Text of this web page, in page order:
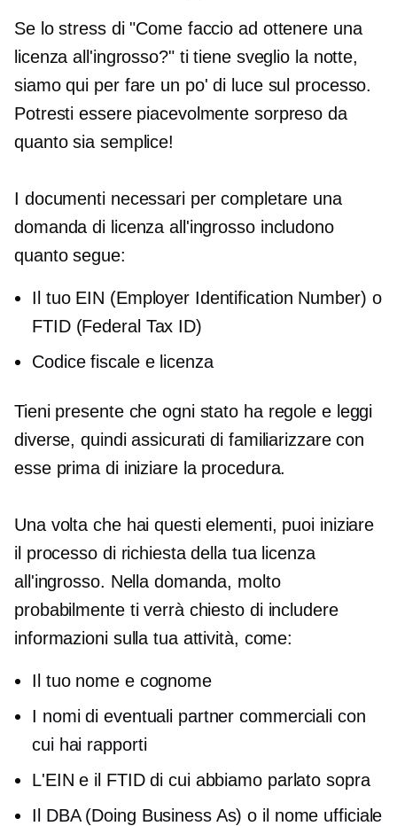
Se lo stress di "Come faccio ad ottenere una
licenza all'ingrosso?" ti tiene sveglio la notte,
siamo qui per fare un po' di luce sul processo.
Potresti essere piacevolmente sorpreso da
quanto sia semplice!
I documenti necessari per completare una
domanda di licenza all'ingrosso includono
quanto segue:
Il tuo EIN (Employer Identification Number) o
FTID (Federal Tax ID)
Codice fiscale e licenza
Tieni presente che ogni stato ha regole e leggi
diverse, quindi assicurati di familiarizzare con
esse prima di iniziare la procedura.
Una volta che hai questi elementi, puoi iniziare
il processo di richiesta della tua licenza
all'ingrosso. Nella domanda, molto
probabilmente ti verrà chiesto di includere
informazioni sulla tua attività, come:
Il tuo nome e cognome
I nomi di eventuali partner commerciali con
cui hai rapporti
L'EIN e il FTID di cui abbiamo parlato sopra
Il DBA (Doing Business As) o il nome ufficiale